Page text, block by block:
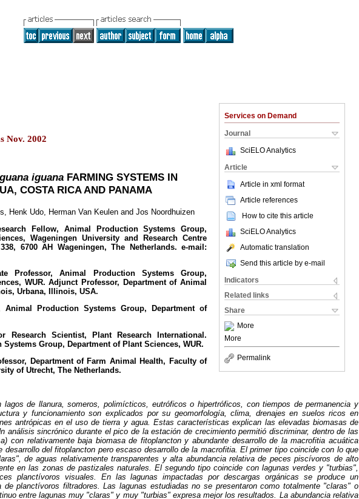
Services on Demand
Journal
SciELO Analytics
Article
Article in xml format
Article references
How to cite this article
SciELO Analytics
Automatic translation
Send this article by e-mail
Indicators
Related links
Share
More
More
Permalink
Nov. 2002
iguana FARMING SYSTEMS IN
COSTA RICA AND PANAMA
Henk Udo, Herman Van Keulen and Jos Noordhuizen
Fellow, Animal Production Systems Group,
Wageningen University and Research Centre
6700 AH Wageningen, The Netherlands. e-mail:
Professor, Animal Production Systems Group,
WUR. Adjunct Professor, Department of Animal
Urbana, Illinois, USA.
Animal Production Systems Group, Department of
Research Scientist, Plant Research International.
Group, Department of Plant Sciences, WUR.
Department of Farm Animal Health, Faculty of
of Utrecht, The Netherlands.
lagos de llanura, someros, polimícticos, eutróficos o hipertróficos, con tiempos de permanencia y
y funcionamiento son explicados por su geomorfología, clima, drenajes en suelos ricos en
antrópicas en el uso de tierra y agua. Estas características explican las elevadas biomasas de
análisis sincrónico durante el pico de la estación de crecimiento permitió discriminar, dentro de las
con relativamente baja biomasa de fitoplancton y abundante desarrollo de la macrofitia acuática
desarrollo del fitoplancton pero escaso desarrollo de la macrofitia. El primer tipo coincide con lo que
de aguas relativamente transparentes y alta abundancia relativa de peces piscívoros de alto
en las zonas de pastizales naturales. El segundo tipo coincide con lagunas verdes y "turbias",
planctívoros visuales. En las lagunas impactadas por descargas orgánicas se produce un
de planctívoros filtradores. Las lagunas estudiadas no se presentaron como totalmente "claras" o
entre lagunas muy "claras" y muy "turbias" expresa mejor los resultados. La abundancia relativa